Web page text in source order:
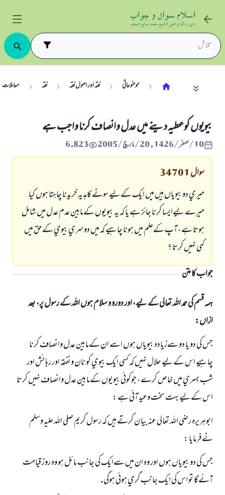
موضوعاتی فقہ اور اصول فقہ فقہ معاملات
بيويوں كوعطيہ دينے ميں عدل وانصاف كرنا واجب ہے
10/صفر/1426 , 20/مارچ/2005 6,823
سوال34701
ميري دو بيوياں ہيں ميں ايك كےليے سونے كاہديہ خريدنا چاہتا ہوں كيا
ميرے ليےايسا كرنا جائز ہے يا كہ يہ بيويوں كےمابين عدم عدل ميں شامل
ہوتا ہے ، آپ كےعلم ميں ہونا چاہيے كہ ميں دوسري بيوي كےحق ميں
كمي نہيں كرتا ؟
جواب کا متن
ہمہ قسم کی حمد اللہ تعالی کے لیے، اور دورو و سلام ہوں اللہ کے رسول پر، بعد
ازاں:
جس كي دو يا دو سےزيادہ بيوياں ہوں اسے ان كےمابين عدل وانصاف كرنا
چاہيے اس كےليے حلال نہيں كہ كسي ايك بيوي كو نان ونفقہ اور رہائش اور
شب بسري ميں خاص كرے ، جوكوئي بيويوں كےمابين عدل وانصاف نہيں كرتا
اس كےليے بہت سخت وعيد آئي ہے :
ابوہريرہ رضي اللہ تعالي عنہ بيان كرتے ہيں كہ رسول كريم صلي اللہ عليہ وسلم
نےفرمايا :
جس كي دو بيوياں ہوں اور وہ ان ميں سےايك كي جانب مائل ہو وہ روز قيامت
آئےگا تو اس كي ايك جانب گري ہوئي ہوگي .